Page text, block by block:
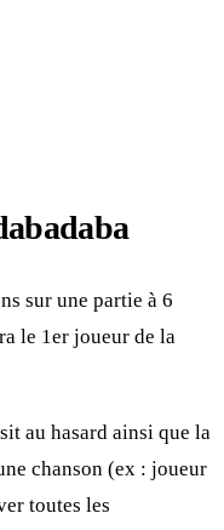
sur une partie à 6
le 1er joueur de la
au hasard ainsi que la
chanson (ex : joueur
toutes les